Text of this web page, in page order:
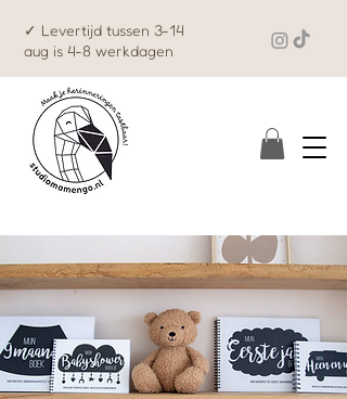
✓ Levertijd tussen 3-14
aug is 4-8 werkdagen